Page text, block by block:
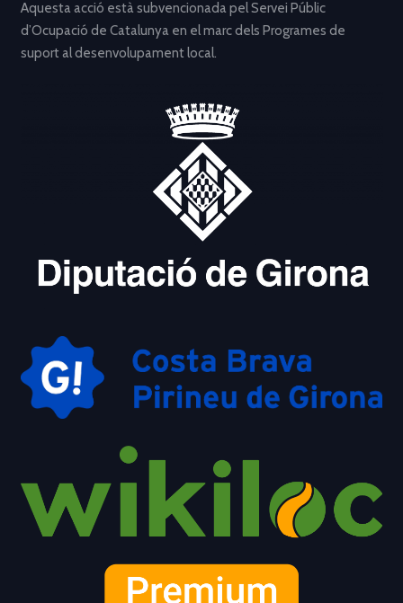
Aquesta acció està subvencionada pel Servei Públic
d’Ocupació de Catalunya en el marc dels Programes de
suport al desenvolupament local.